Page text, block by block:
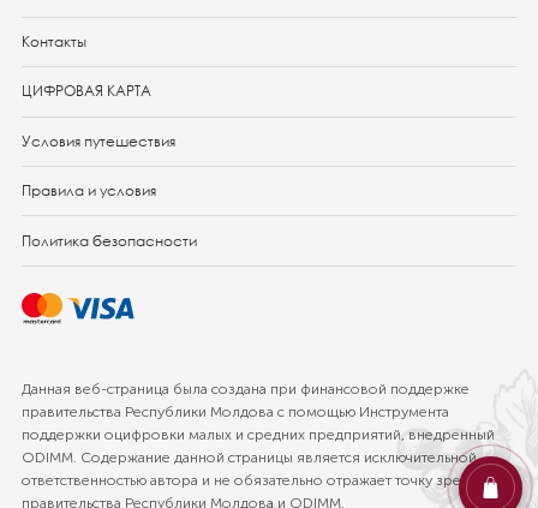
Контакты
ЦИФРОВАЯ КАРТА
Условия путешествия
Правила и условия
Политика безопасности
Данная веб-страница была создана при финансовой поддержке
правительства Республики Молдова с помощью Инструмента
поддержки оцифровки малых и средних предприятий, внедренный
ODIMM. Cодержание данной страницы является исключительной
ответственностью автора и не обязательно отражает точку зрения
правительства Pеспублики Mолдова и ODIMM.